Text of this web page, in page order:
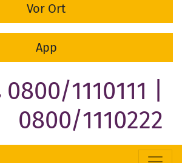
Vor Ort
App
0800/1110111 |
0800/1110222